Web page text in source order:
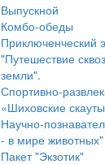
Выпускной
Комбо-обеды
Приключенческий
"Путешествие
земли".
Спортивно-
«Шиховские
Научно-
- в мире животных"
Пакет "Экзотик"